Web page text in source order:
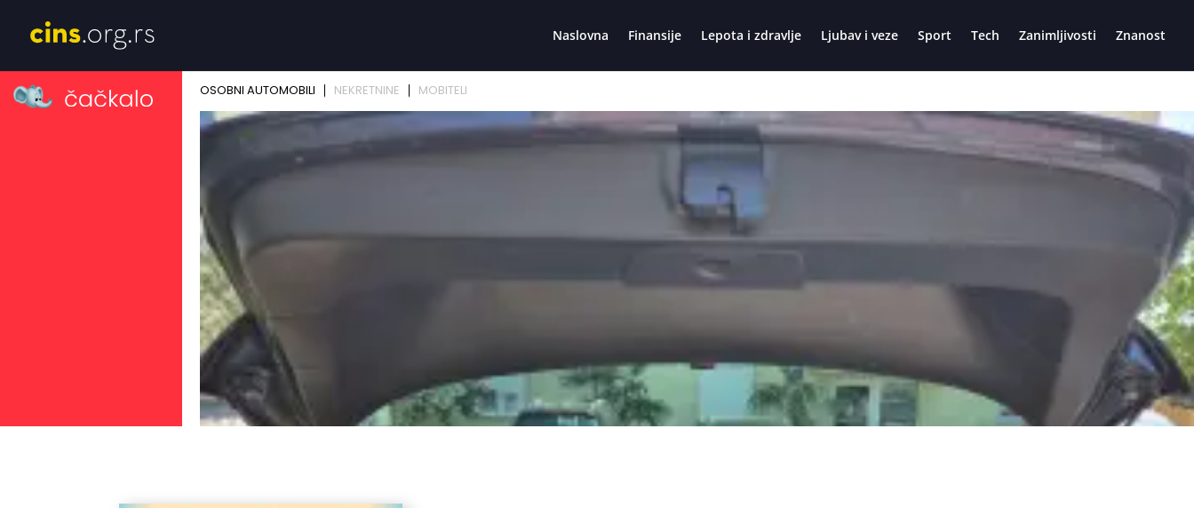
Naslovna Finansije Lepota i zdravlje Ljubav i veze Sport Tech Zanimljivosti Znanost